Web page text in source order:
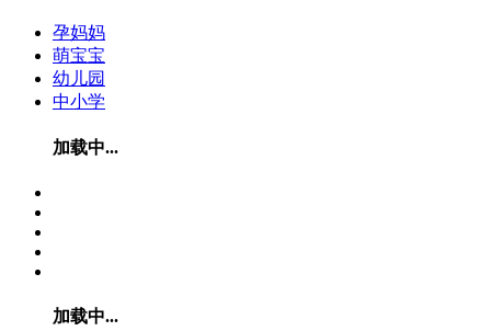
孕妈妈
萌宝宝
幼儿园
中小学
加载中...
加载中...